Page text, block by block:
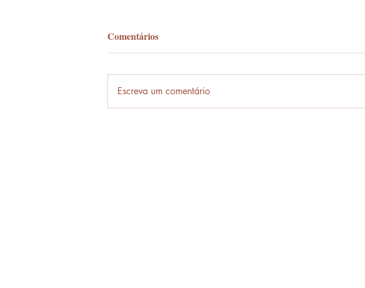
Palavra-ônibus
Em frente
Comentários
Escreva um comentário